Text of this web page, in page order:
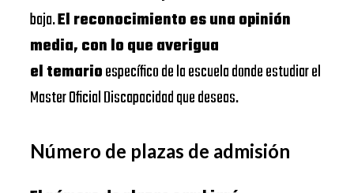
baja.El reconocimiento es una opinión
media, con lo que averigua
el temarioespecífico de la escuela donde estudiar el
Master Oficial Discapacidad que deseas.
Número de plazas de admisión